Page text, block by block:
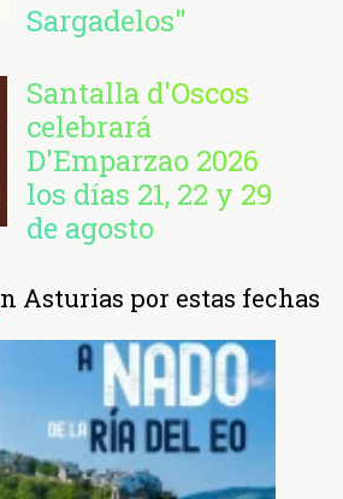
Sargadelos"
Santalla d'Oscos
celebrará
D'Emparzao 2026
los días 21, 22 y 29
de agosto
Asturias por estas fechas